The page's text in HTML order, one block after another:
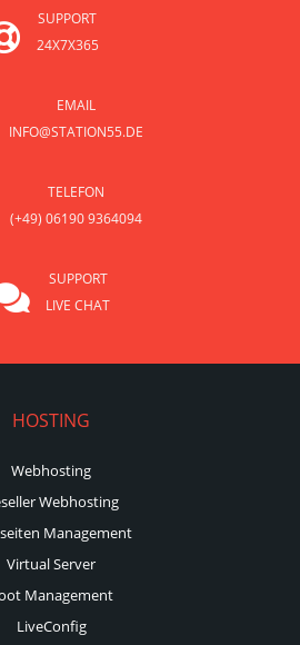
SUPPORT
24X7X365
EMAIL
INFO@STATION55.DE
TELEFON
(+49) 06190 9364094
SUPPORT
LIVE CHAT
HOSTING
Webhosting
Webhosting
Management
Virtual Server
Management
LiveConfig